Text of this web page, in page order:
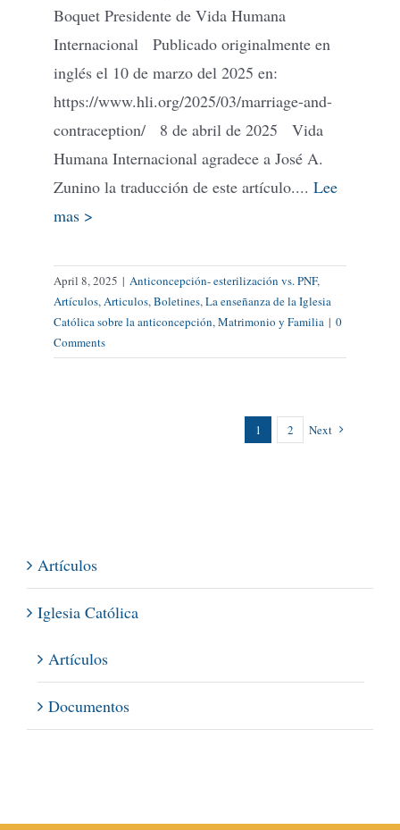
Boquet Presidente de Vida Humana
Internacional Publicado originalmente en
inglés el 10 de marzo del 2025 en:
https://www.hli.org/2025/03/marriage-and-
contraception/ 8 de abril de 2025 Vida
Humana Internacional agradece a José A.
Zunino la traducción de este artículo.... Lee
mas >
April 8, 2025 | Anticoncepción- esterilización vs. PNF,
Artículos, Articulos, Boletines, La enseñanza de la Iglesia
Católica sobre la anticoncepción, Matrimonio y Familia | 0
Comments
1 2 Next
Artículos
Iglesia Católica
Artículos
Documentos